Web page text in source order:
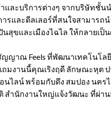
ละบริการต่างๆ จากบริษัทชั้น
รและดีลเลอร์ที่สนใจสามาร
สุขและเมืองไฉไล ให้กลายเ
ญญาณ Feels ที่พัฒนาเทคโนโ
ถมงานนี้คุณเริงฤดี ลักษณะหุต
นไลน์ พร้อมกับดึง สมปอง นค
สำนักงานใหญ่แจ้งวัฒนะ ที่ผ่า